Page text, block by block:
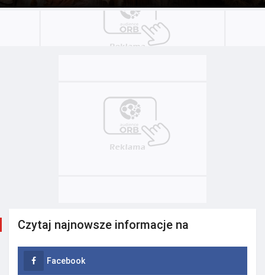
Czytaj najnowsze informacje na
Facebook